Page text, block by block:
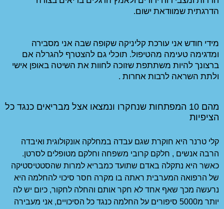
מידי חודש אני עורכת קליניקה שקופה שבה אני מסבירה
ומדגימה טעימה מהטיפול. תוכלי גם להצטרף להגרלה אם
ברצונך להיות משתתפת שזוכה לחוות את השיטה באופן אישי
.
ונמצאו אצל מבריאים כנגד כל
במחלקה אונקולוגית ואיבדה
וחלקם מטופלים לסרטן.
כמבריא למרות שהסטטיסטיקה
מקרה חסר סיכוי להחלמה היא
והחלה לחקור, כיום יש לה
החלמה כנגד כל הסיכויים, אני מעבירה